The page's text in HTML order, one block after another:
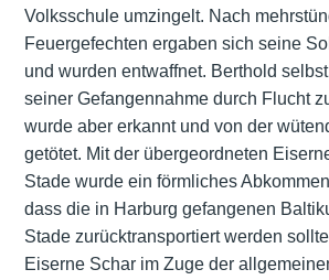
Volksschule umzingelt. Nach
Feuergefechten ergaben sich seine
und wurden entwaffnet. Berthold
seiner Gefangennahme durch Flucht
wurde aber erkannt und von der
getötet. Mit der übergeordneten
Stade wurde ein förmliches
dass die in Harburg gefangenen
Stade zurücktransportiert werden
Eiserne Schar im Zuge der